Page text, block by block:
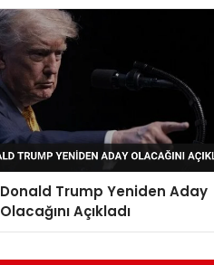
Donald Trump Yeniden Aday
Olacağını Açıkladı